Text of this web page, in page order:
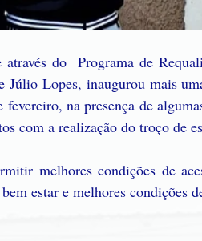
do  Programa de
Júlio Lopes, inaugurou mais
na presença de
com a realização do troço de
melhores condições de
estar e melhores condições